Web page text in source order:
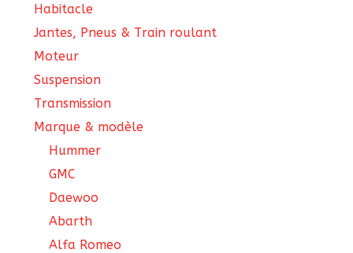
Habitacle
Jantes, Pneus & Train roulant
Moteur
Suspension
Transmission
Marque & modèle
Hummer
GMC
Daewoo
Abarth
Alfa Romeo